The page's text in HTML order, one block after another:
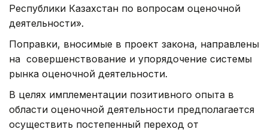
Республики Казахстан по вопросам оценочной
деятельности».
Поправки, вносимые в проект закона, направлены
на совершенствование и упорядочение системы
рынка оценочной деятельности.
В целях имплементации позитивного опыта в
области оценочной деятельности предполагается
осуществить постепенный переход от